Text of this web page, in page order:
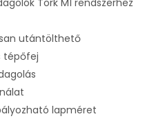
utántölthető
tépőfej
lapméret